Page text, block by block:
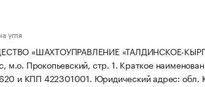
угля
«ШАХТОУПРАВЛЕНИЕ «ТАЛДИНСКОЕ-
м.о. Прокопьевский, стр. 1. Краткое
и КПП 422301001. Юридический адрес: обл.